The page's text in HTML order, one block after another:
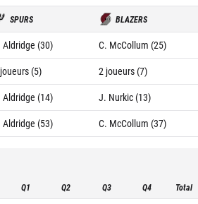
SPURS BLAZERS
Aldridge (30)
C. McCollum (25)
(5)
2 joueurs (7)
Aldridge (14)
J. Nurkic (13)
Aldridge (53) C. McCollum (37)
Q1 Q2 Q3 Q4 Total